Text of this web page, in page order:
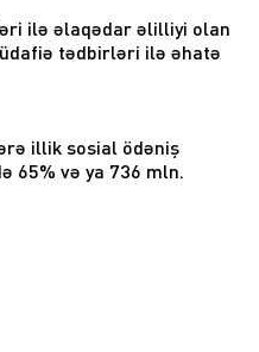
ilə əlaqədar əlilliyi olan
tədbirləri ilə əhatə
illik sosial ödəniş
65% və ya 736 mln.